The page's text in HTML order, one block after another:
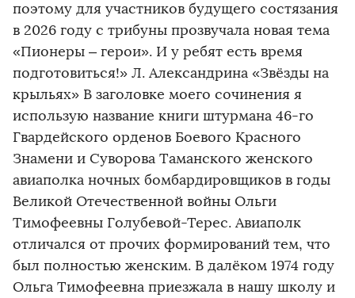
поэтому для участников будущего состязания
в 2026 году с трибуны прозвучала новая тема
«Пионеры – герои». И у ребят есть время
подготовиться!» Л. Александрина «Звёзды на
крыльях» В заголовке моего сочинения я
использую название книги штурмана 46-го
Гвардейского орденов Боевого Красного
Знамени и Суворова Таманского женского
авиаполка ночных бомбардировщиков в годы
Великой Отечественной войны Ольги
Тимофеевны Голубевой-Терес. Авиаполк
отличался от прочих формирований тем, что
был полностью женским. В далёком 1974 году
Ольга Тимофеевна приезжала в нашу школу и